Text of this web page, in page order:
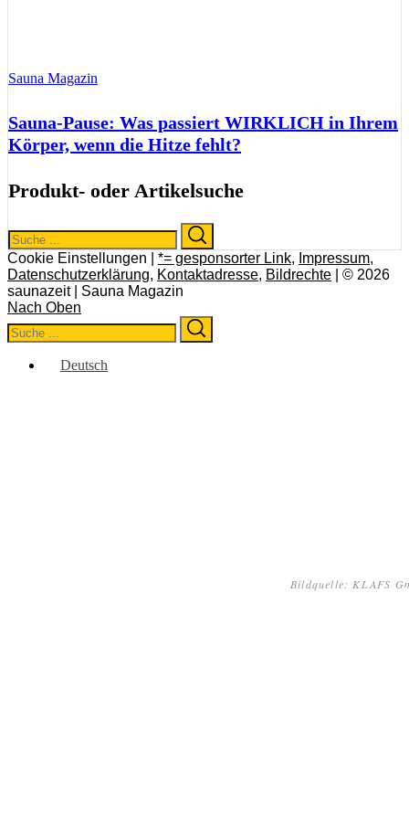
Bildquelle: KLAFS
Sauna Magazin
Sauna-Pause: Was passiert WIRKLICH in Ihrem
Körper, wenn die Hitze fehlt?
Produkt- oder Artikelsuche
Search
for:
Cookie Einstellungen | *= gesponsorter Link, Impressum,
Datenschutzerklärung, Kontaktadresse, Bildrechte | © 2026
saunazeit | Sauna Magazin
Nach Oben
Search
for:
Deutsch